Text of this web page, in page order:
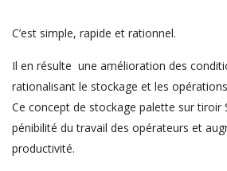
C’est simple, rapide et rationnel.
Il en résulte une amélioration des
rationalisant le stockage et les
Ce concept de stockage palette sur tiroir
pénibilité du travail des opérateurs et
productivité.